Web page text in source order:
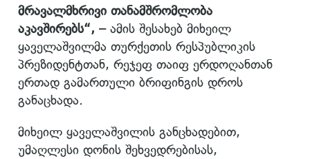
მრავალმხრივი თანამშრომლობა
აკავშირებს“, – ამის შესახებ მიხეილ
ყაველაშვილმა თურქეთის რესპუბლიკის
პრეზიდენტთან, რეჯეფ თაიფ ერდოღანთან
ერთად გამართული ბრიფინგის დროს
განაცხადა.
მიხეილ ყაველაშვილის განცხადებით,
უმაღლესი დონის შეხვედრებისას,